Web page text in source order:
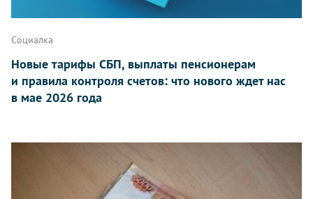
Социалка
Новые тарифы СБП, выплаты пенсионерам
и правила контроля счетов: что нового ждет нас
в мае 2026 года